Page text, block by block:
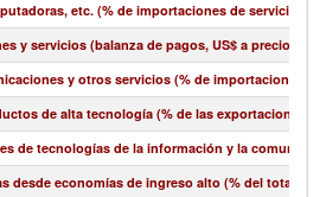
etc. (% de importaciones de servicios,
y servicios (balanza de pagos, US$ a precios
y otros servicios (% de importaciones
de alta tecnología (% de las exportaciones
de tecnologías de la información y la
desde economías de ingreso alto (% del total de